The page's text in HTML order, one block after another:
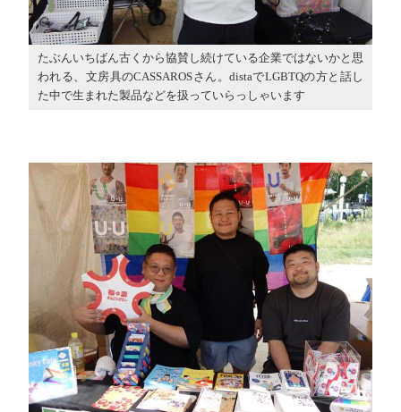
たぶんいちばん古くから協賛し続けている企業ではないかと思
われる、文房具のCASSAROSさん。distaでLGBTQの方と話し
た中で生まれた製品などを扱っていらっしゃいます